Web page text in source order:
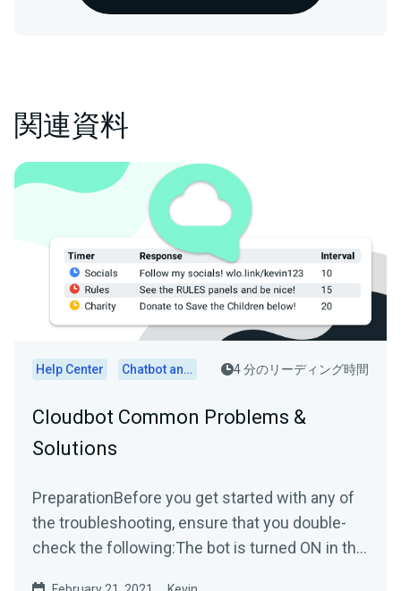
関連資料
Help Center Chatbot and Cloudbot 4 分のリーディング時間
Cloudbot Common Problems &
Solutions
PreparationBefore you get started with any of
the troubleshooting, ensure that you double-
check the following:The bot is turned ON in the